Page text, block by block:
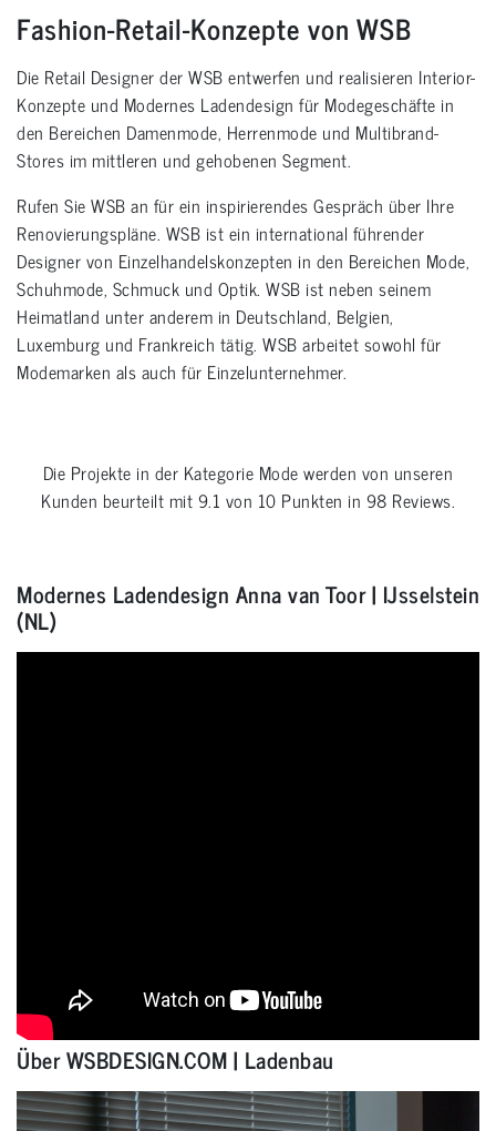
Fashion-Retail-Konzepte von WSB
Die Retail Designer der WSB entwerfen und realisieren Interior-
Konzepte und Modernes Ladendesign für Modegeschäfte in
den Bereichen Damenmode, Herrenmode und Multibrand-
Stores im mittleren und gehobenen Segment.
Rufen Sie WSB an für ein inspirierendes Gespräch über Ihre
Renovierungspläne. WSB ist ein international führender
Designer von Einzelhandelskonzepten in den Bereichen Mode,
Schuhmode, Schmuck und Optik. WSB ist neben seinem
Heimatland unter anderem in Deutschland, Belgien,
Luxemburg und Frankreich tätig. WSB arbeitet sowohl für
Modemarken als auch für Einzelunternehmer.
Die Projekte in der Kategorie Modewerden von unseren
Kunden beurteilt mit9.1 von 10 Punkten in 98 Reviews.
Modernes Ladendesign Anna van Toor | IJsselstein
(NL)
Über WSBDESIGN.COM | Ladenbau